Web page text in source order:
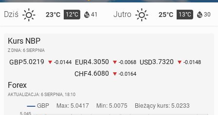
Dziś 23°C 12°C 41 Jutro 25°C 13°C 30
Kurs NBP
Z DNIA: 6 SIERPNIA
GBP5.0219 -0.0144 EUR4.3050 -0.0068 USD3.7320 -0.0148
CHF4.6080 -0.0164
Forex
AKTUALIZACJA: 6 SIERPNIA, 18:10